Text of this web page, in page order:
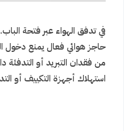
في تدفق الهواء عبر فتحة
حاجز هوائي فعال يمنع دخول
من فقدان التبريد أو
استهلاك أجهزة التكييف أو